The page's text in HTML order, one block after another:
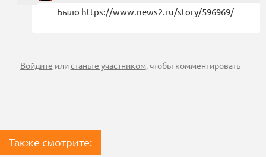
Было https://www.news2.ru/story/596969/
Войдите илистаньте участником, чтобы комментировать
Также смотрите: